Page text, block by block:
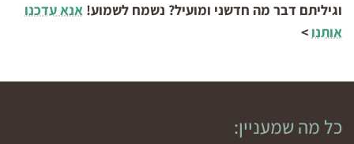
וגיליתם דבר מה חדשני ומועיל? נשמח לשמוע! אנא עדכנו
אותנו >
כל מה שמעניין: